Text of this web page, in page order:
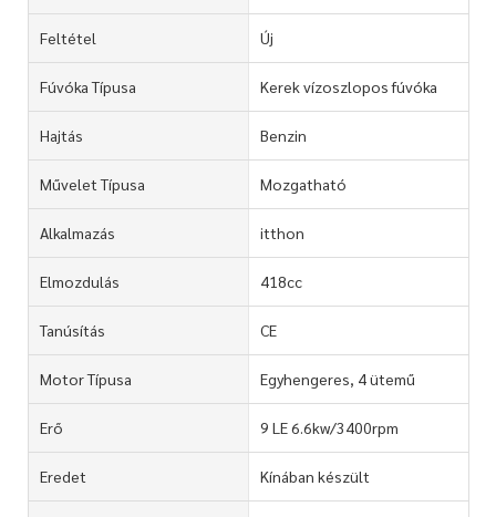
Feltétel Új
Fúvóka Típusa Kerek vízoszlopos fúvóka
Hajtás Benzin
Művelet Típusa Mozgatható
Alkalmazás itthon
Elmozdulás 418cc
Tanúsítás CE
Motor Típusa Egyhengeres, 4 ütemű
Erő 9 LE 6.6kw/3400rpm
Eredet Kínában készült